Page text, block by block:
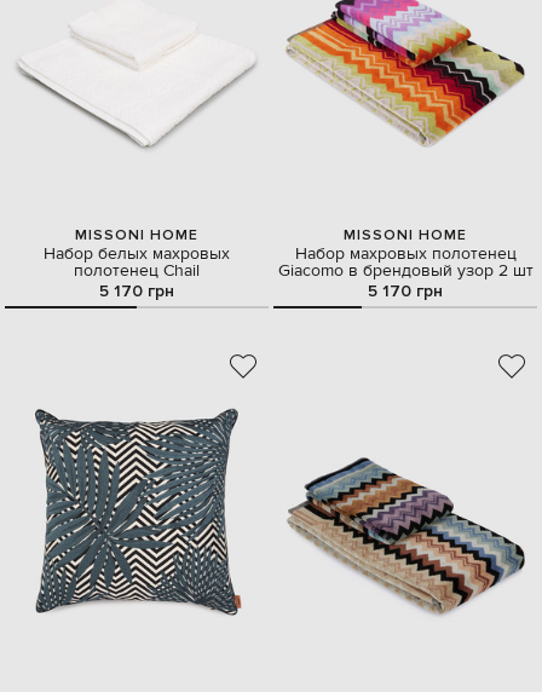
MISSONI HOME
Набор белых махровых
полотенец Chail
5 170 грн
MISSONI HOME
Набор махровых полотенец
Giacomo в брендовый узор 2 шт
5 170 грн